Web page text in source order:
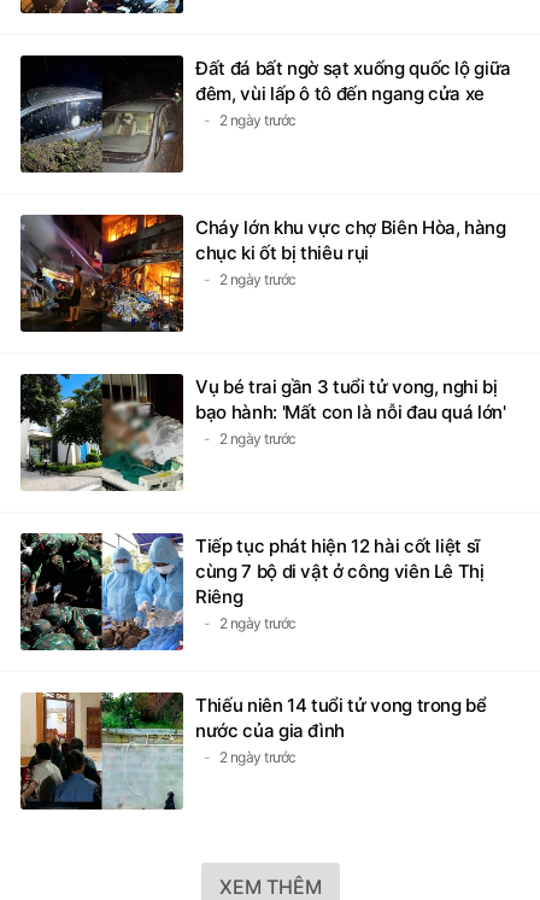
Đất đá bất ngờ sạt xuống quốc lộ giữa
đêm, vùi lấp ô tô đến ngang cửa xe
2 ngày trước
Cháy lớn khu vực chợ Biên Hòa, hàng
chục ki ốt bị thiêu rụi
2 ngày trước
Vụ bé trai gần 3 tuổi tử vong, nghi bị
bạo hành: 'Mất con là nỗi đau quá lớn'
2 ngày trước
Tiếp tục phát hiện 12 hài cốt liệt sĩ
cùng 7 bộ di vật ở công viên Lê Thị
Riêng
2 ngày trước
Thiếu niên 14 tuổi tử vong trong bể
nước của gia đình
2 ngày trước
XEM THÊM